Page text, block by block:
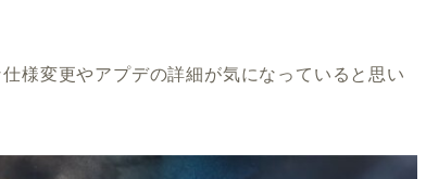
様変更やアプデの詳細が気になっていると思い